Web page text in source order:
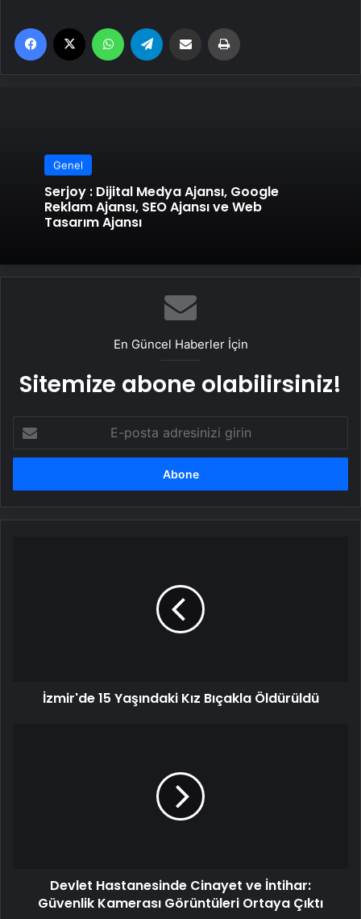
Facebook WhatsApp Email'den paylaş
Genel
Serjoy : Dijital Medya Ajansı, Google
Reklam Ajansı, SEO Ajansı ve Web
Tasarım Ajansı
En Güncel Haberler İçin
Sitemize abone olabilirsiniz!
posta
adresinizi
İzmir'de 15 Yaşındaki Kız Bıçakla Öldürüldü
Devlet Hastanesinde Cinayet ve İntihar:
Güvenlik Kamerası Görüntüleri Ortaya Çıktı